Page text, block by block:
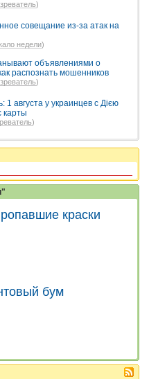
)
совещание из-за атак на
недели)
объявлениями о
распознать мошенников
)
августа у украинцев с Дією
карты
)
краски
бум